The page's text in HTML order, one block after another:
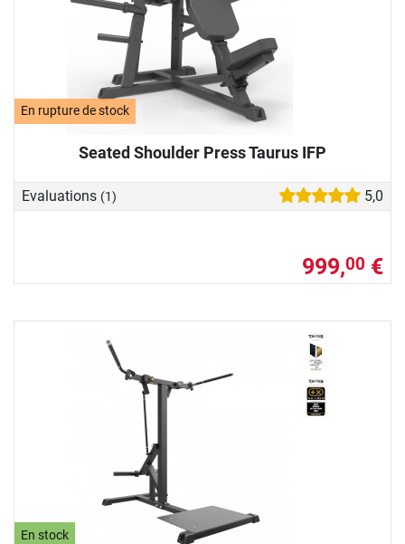
En rupture de stock
Seated Shoulder Press Taurus IFP
Evaluations (1) 5,0
999,00 €
En stock